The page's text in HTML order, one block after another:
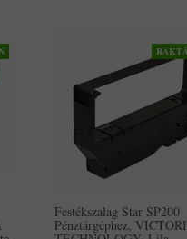
Festékszalag Star SP200
Pénztárgéphez,